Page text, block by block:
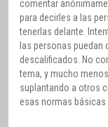
comentar
para decirles a las
tenerlas delante.
las personas
descalificados. No
tema, y mucho
suplantando a otros
esas normas básicas